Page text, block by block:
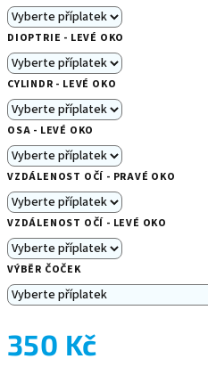
DIOPTRIE - LEVÉ OKO
CYLINDR - LEVÉ OKO
OSA - LEVÉ OKO
VZDÁLENOST OČÍ - PRAVÉ OKO
VZDÁLENOST OČÍ - LEVÉ OKO
VÝBĚR ČOČEK
350 Kč